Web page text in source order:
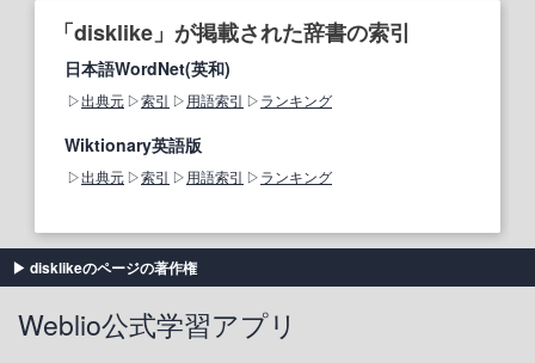
「disklike」が掲載された辞書の索引
日本語WordNet(英和)
出典元 索引 用語索引 ランキング
Wiktionary英語版
出典元 索引 用語索引 ランキング
disklikeのページの著作権
Weblio公式学習アプリ